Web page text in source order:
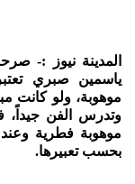
المدينة نيوز :-
ياسمين صبري
موهوبة، ولو كانت
وتدرس الفن جيداً،
موهوبة فطرية
بحسب تعبيرها.